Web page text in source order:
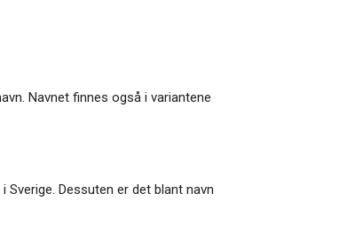
Navnet finnes også i variantene
Dessuten er det blant navn